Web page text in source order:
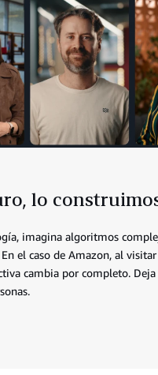
lo
imagina algoritmos
el caso de Amazon, al
cambia por completo. Deja